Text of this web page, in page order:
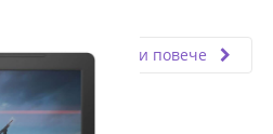
Прочети повече